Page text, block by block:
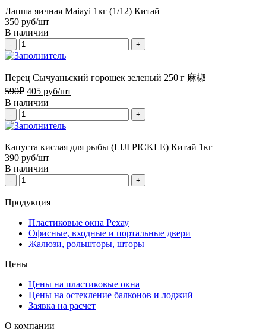
Лапша яичная Maiayi 1кг (1/12) Китай
350 руб/шт
В наличии
- +
Перец Сычуаньский горошек зеленый 250 г 麻椒
590₽ 405 руб/шт
В наличии
- +
Капуста кислая для рыбы (LIJI PICKLE) Китай 1кг
390 руб/шт
В наличии
- +
Продукция
Пластиковые окна Рехау
Офисные, входные и портальные двери
Жалюзи, рольшторы, шторы
Цены
Цены на пластиковые окна
Цены на остекление балконов и лоджий
Заявка на расчет
О компании